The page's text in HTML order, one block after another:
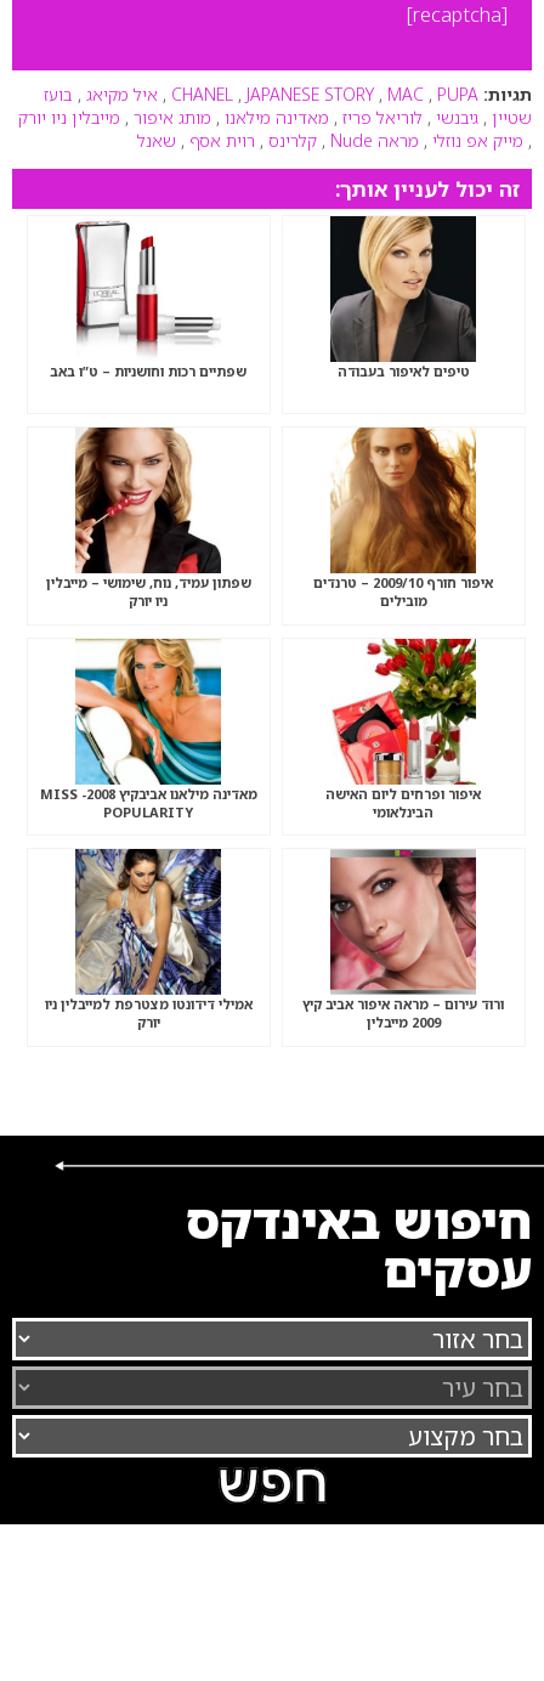
[recaptcha]
תגיות: CHANEL , JAPANESE STORY , MAC , PUPA
, איל מקיאג , בועז
שטיין , גיבנשי , לוריאל פריז , מאדינה מילאנו , מותג איפור , מייבלין ניו יורק
, מייק אפ נוזלי , מראה Nude , קלרינס , רוית אסף , שאנל
זה יכול לעניין אותך:
טיפים לאיפור בעבודה שפתיים רכות וחושניות – ט”ו באב
איפור חורף 2009/10 – טרנדים
מובילים
שפתון עמיד, נוח, שימושי – מייבלין
ניו יורק
איפור ופרחים ליום האישה
הבינלאומי
מאדינה מילאנו אביבקיץ 2008- MISS
POPULARITY
ורוד עירום – מראה איפור אביב קיץ
2009 מייבלין
אמילי דידונטו מצטרפת למייבלין ניו
יורק
חיפוש באינדקס
עסקים